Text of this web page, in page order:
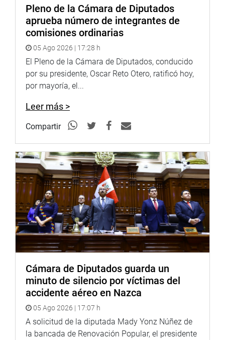
asigne a los Consulados de Los Ángeles, Nueva York y
Miami, profesionales especializados en orientación a los
peruanos sobre temas migratorios.
El congresista Alejandro Aguinaga, sostuvo que se debe
transparentar los fondos que por cerca de 500 millones
de dólares, provenientes de la cooperación internacional,
fueron administrados en el país en un 60 por ciento por
organizaciones no gubernamentales, lo cual fue apoyado
por la Cancillería.
También se aprobó el proyecto de ley que establece el 16
de mayo de cada año, como el día de la Amistad Perú –
Uruguay.
En la sesión el congresista Zeballos Aponte sustentó los
proyectos de ley 10005/2024-CR, que propone la Ley que
crea el registro de los peruanos que estudian en el
extranjero y el proyecto 10006/2024-CR, que plantea la
Ley que crea el registro de los deportistas peruanos que
nos representen en el exterior.
INSTITUCIONAL
Pleno de la Cámara de Diputados
aprueba número de integrantes de
comisiones ordinarias
05 Ago 2026 | 17:28 h
El Pleno de la Cámara de Diputados, conducido
por su presidente, Oscar Reto Otero, ratificó hoy,
por mayoría, el...
Leer más >
Compartir
Cámara de Diputados guarda un
minuto de silencio por víctimas del
accidente aéreo en Nazca
05 Ago 2026 | 17:07 h
A solicitud de la diputada Mady Yonz Núñez de
la bancada de Renovación Popular, el presidente